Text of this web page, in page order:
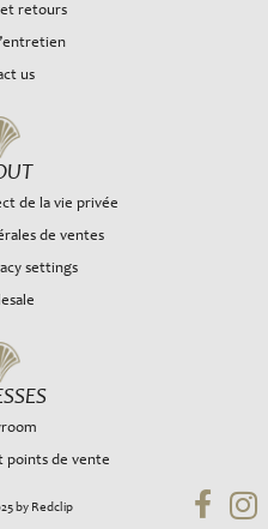
et retours
us
de la vie privée
de ventes
settings
points de vente
by Redclip